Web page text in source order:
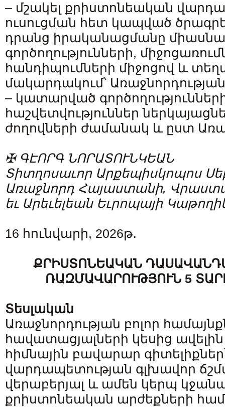
– մշակել քրիստոնեական
ուսուցման հետ կապված
դրանց իրականացմանը
գործողությունների,
հանդիպումների միջոցով և
մակարդակում՝
– կատարված
հաշվետվություններ
ժողովների ժամանակ և ըստ
✠ ԳԷՈՐԳ ՆՈՐԱՏՈՒՆԿԵԱՆ
Տիտղոսաւոր Արքեպիսկոպոս
Առաջնորդ Հայաստանի,
եւ Արեւելեան Եւրոպայի
16 հունվարի, 2026թ․
ՔՐԻՍՏՈՆԵԱԿԱՆ
ՌԱԶՄԱՎԱՐՈՒԹՅՈՒՆ 5
Տեսլական
Առաջնորդության բոլոր
հավատացյալների կեսից
հիմնային բավարար
վարդապետության գլխավոր
վերաբերյալ և ամեն կերպ
քրիստոնեական արժեքների